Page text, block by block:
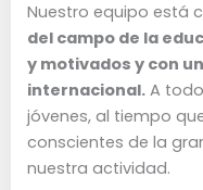
Nuestro equipo está
del campo de la
y motivados y con
internacional. A
jóvenes, al tiempo
conscientes de la
nuestra actividad.